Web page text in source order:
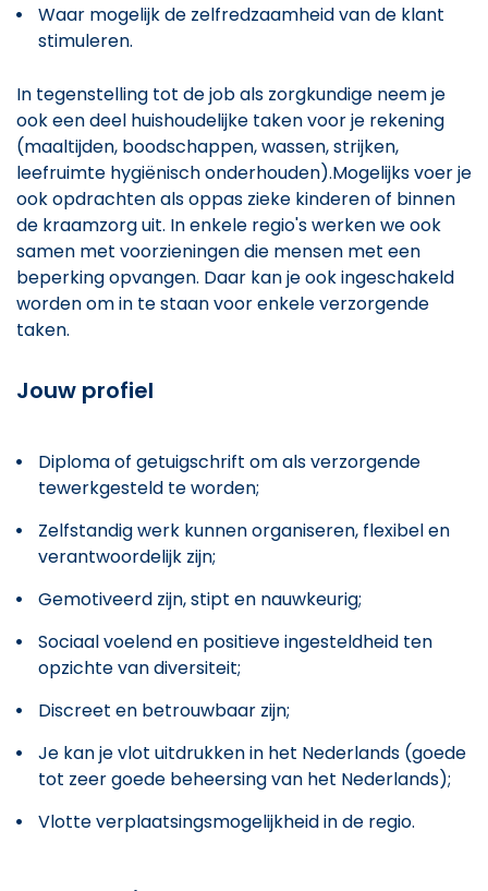
Waar mogelijk de zelfredzaamheid van de klant
stimuleren.
In tegenstelling tot de job als zorgkundige neem je
ook een deel huishoudelijke taken voor je rekening
(maaltijden, boodschappen, wassen, strijken,
leefruimte hygiënisch onderhouden).Mogelijks voer je
ook opdrachten als oppas zieke kinderen of binnen
de kraamzorg uit. In enkele regio's werken we ook
samen met voorzieningen die mensen met een
beperking opvangen. Daar kan je ook ingeschakeld
worden om in te staan voor enkele verzorgende
taken.
Jouw profiel
Diploma of getuigschrift om als verzorgende
tewerkgesteld te worden;
Zelfstandig werk kunnen organiseren, flexibel en
verantwoordelijk zijn;
Gemotiveerd zijn, stipt en nauwkeurig;
Sociaal voelend en positieve ingesteldheid ten
opzichte van diversiteit;
Discreet en betrouwbaar zijn;
Je kan je vlot uitdrukken in het Nederlands (goede
tot zeer goede beheersing van het Nederlands);
Vlotte verplaatsingsmogelijkheid in de regio.